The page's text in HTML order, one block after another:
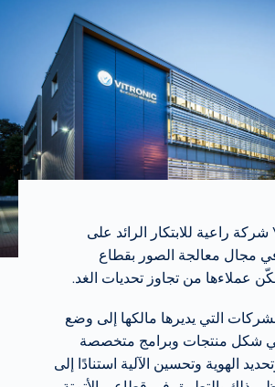
تُعد VITRONIC شركة راعية للابتكار الرائد على
مجال معالجة الصور بقطاع
عملاءها من تجاوز تحديات الغد.
التي يديرها مالكها إلى وضع
شكل منتجات وبرامج متخصصة
الهوية وتحسين الآلية استنادًا إلى